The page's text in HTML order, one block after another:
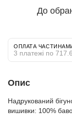
До
ОПЛАТА
3 платежі по
Опис
Надрукований
вишивки: 100%